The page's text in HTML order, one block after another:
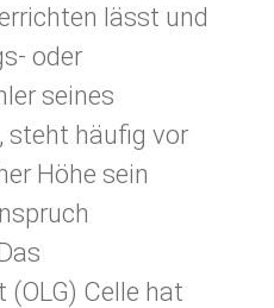
lässt und
oder
seines
steht häufig vor
Höhe sein
(OLG) Celle hat